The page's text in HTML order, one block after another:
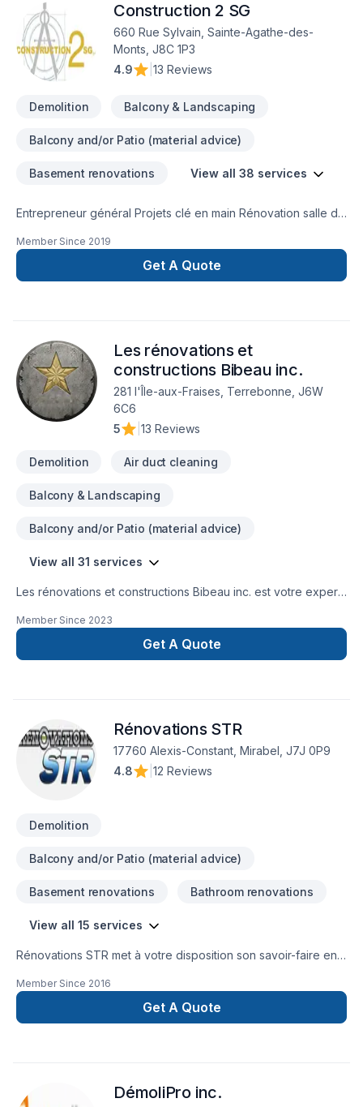
Tourbe, Transport, prêt à concrétiser vos projets les plus
ambitieux. Nous privilégions la transparence, l'écoute et
l'efficacité pour bâtir des relations de confiance avec nos
clients. Parlons de votre projet aujourd'hui et voyons
comment nous pouvons vous aider.
Construction 2 SG
660 Rue Sylvain, Sainte-Agathe-des-
Monts, J8C 1P3
4.9
13 Reviews
Demolition Balcony & Landscaping
Balcony and/or Patio (material advice)
Basement renovations View all 38 services
Entrepreneur général Projets clé en main Rénovation salle de
et une en Estrie pour mieux vous servir
Member Since 2019
Get A Quote
Les rénovations et
constructions Bibeau inc.
281 l'Île-aux-Fraises, Terrebonne, J6W
6C6
5
13 Reviews
Demolition Air duct cleaning
Balcony & Landscaping
Balcony and/or Patio (material advice)
View all 31 services
Les rénovations et constructions Bibeau inc. est votre expert
Drain français, Entretien commercial, Entretien ménager,
Excavation, Fissures, Fondations, Maçonnerie, Margelle,
Plancher, Salle de bain, Sous-sol dans les secteurs de Centre
privilégions la transparence, l'écoute et l'efficacité pour bâtir
des relations de confiance avec nos clients. Transformons
ensemble vos idées en réalité. Contactez-nous dès
maintenant.
Member Since 2023
Get A Quote
Rénovations STR
17760 Alexis-Constant, Mirabel, J7J 0P9
4.8
12 Reviews
Demolition
Balcony and/or Patio (material advice)
Basement renovations Bathroom renovations
View all 15 services
Rénovations STR met à votre disposition son savoir-faire en
Démolition, Escalier et rampe, Foyer et poêle, Gypse,
Insonorisation, Meubles, Patio, Peinture, Plancher, Salle de
bain, Solarium, Soudeur, Sous-sol, Tirage de joint pour
attentes. Nous sommes impatients de collaborer avec vous
Member Since 2016
Get A Quote
DémoliPro inc.